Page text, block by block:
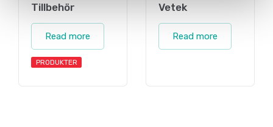
Tillbehör
Read more
PRODUKTER
Vetek
Read more